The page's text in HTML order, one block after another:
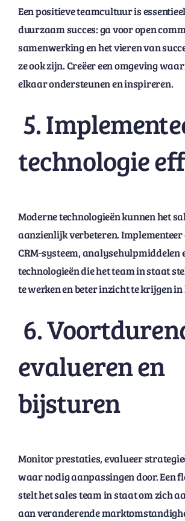
Een positieve teamcultuur is
duurzaam succes: ga voor open
samenwerking en het vieren van
ze ook zijn. Creëer een omgeving
elkaar ondersteunen en inspireren.
5.
technologie
Moderne technologieën kunnen het
aanzienlijk verbeteren. Implementeer
CRM-systeem, analysehulpmiddelen
technologieën die het team in staat
te werken en beter inzicht te krijgen
6.
evalueren en
bijsturen
Monitor prestaties, evalueer
waar nodig aanpassingen door. Een
stelt het sales team in staat om zich
aan veranderende